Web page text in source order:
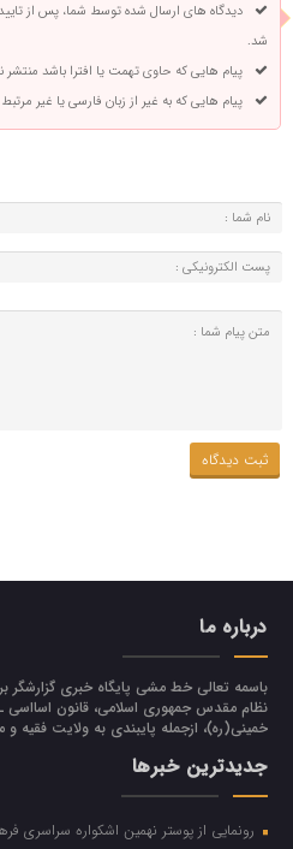
دیدگاه های ارسال شده توسط شما، پس از
شد.
پیام هایی که حاوی تهمت یا افترا باشد
پیام هایی که به غیر از زبان فارسی یا غیر
درباره ما
باسمه تعالی خط مشی پایگاه خبری گزارشگر
نظام مقدس جمهوري اسلامي، قانون
خميني(ره)، ازجمله پایبندی به ولايت فقيه
جدیدترین خبرها
رونمایی از پوستر نهمین اشکواره سراسری